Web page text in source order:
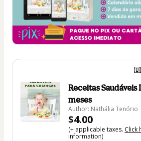
Receitas Saudáveis
meses
Author: Nathália Tenório
$4.00
(+ applicable taxes. Click
information)